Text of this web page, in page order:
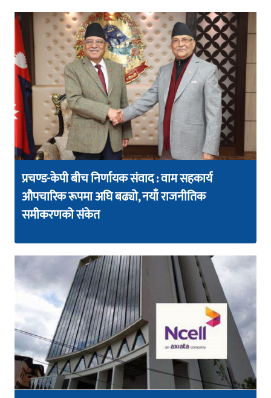
प्रचण्ड-केपी बीच निर्णायक संवाद : वाम सहकार्य
औपचारिक रूपमा अघि बढ्यो, नयाँ राजनीतिक
समीकरणको संकेत